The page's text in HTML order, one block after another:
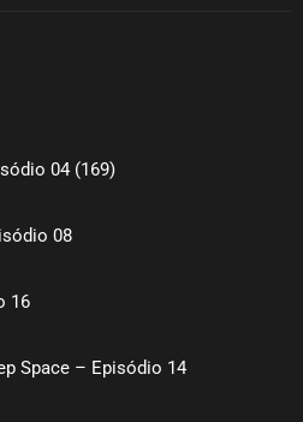
04 (169)
08
16
Space – Episódio 14